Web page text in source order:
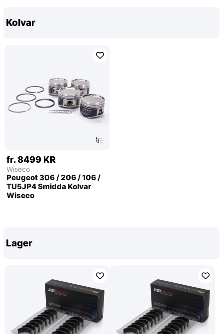
Kolvar
fr. 8499 KR
Wiseco
Peugeot 306 / 206 / 106 /
TU5JP4 Smidda Kolvar
Wiseco
Lager